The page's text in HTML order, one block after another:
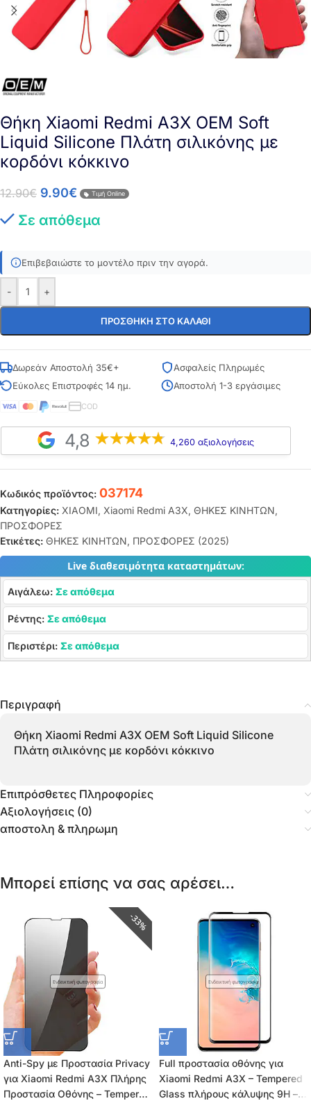
Θήκη Xiaomi Redmi A3X OEM Soft
Liquid Silicone Πλάτη σιλικόνης με
κορδόνι κόκκινο
12.90€ 9.90€ Τιμή Online
Σε απόθεμα
Επιβεβαιώστε το μοντέλο πριν την αγορά.
- +
ΠΡΟΣΘΉΚΗ ΣΤΟ ΚΑΛΆΘΙ
Δωρεάν Αποστολή 35€+
Ασφαλείς Πληρωμές
Εύκολες Επιστροφές 14 ημ.
Αποστολή 1-3 εργάσιμες
COD
4,8 4,260 αξιολογήσεις
Κωδικός προϊόντος: 037174
Κατηγορίες: XIAOMI, Xiaomi Redmi A3X, ΘΗΚΕΣ ΚΙΝΗΤΩΝ,
ΠΡΟΣΦΟΡΕΣ
Ετικέτες: ΘΗΚΕΣ ΚΙΝΗΤΩΝ, ΠΡΟΣΦΟΡΕΣ (2025)
Live διαθεσιμότητα καταστημάτων:
Αιγάλεω: Σε απόθεμα
Ρέντης: Σε απόθεμα
Περιστέρι: Σε απόθεμα
Περιγραφή
Θήκη Xiaomi Redmi A3X OEM Soft Liquid Silicone
Πλάτη σιλικόνης με κορδόνι κόκκινο
Επιπρόσθετες Πληροφορίες
Αξιολογήσεις (0)
αποστολη & πληρωμη
Μπορεί επίσης να σας αρέσει…
Ενδεικτική φωτογραφία
33%
Anti-Spy με Προστασία Privacy
για Xiaomi Redmi A3X Πλήρης
Προστασία Οθόνης – Tempered
Ενδεικτική φωτογραφία
Full προστασία οθόνης για
Xiaomi Redmi A3X – Tempered
Glass πλήρους κάλυψης 9H –